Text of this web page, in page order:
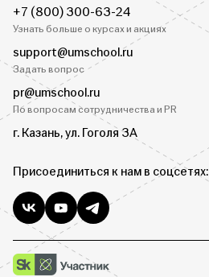
+7 (800) 300-63-24
Узнать больше о курсах и акциях
support@umschool.ru
Задать вопрос
pr@umschool.ru
По вопросам сотрудничества и PR
г. Казань, ул. Гоголя 3А
Присоединиться к нам в соцсетях: